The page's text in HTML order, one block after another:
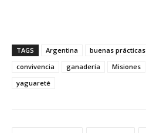
TAGS Argentina buenas prácticas
convivencia
ganadería Misiones
yaguareté